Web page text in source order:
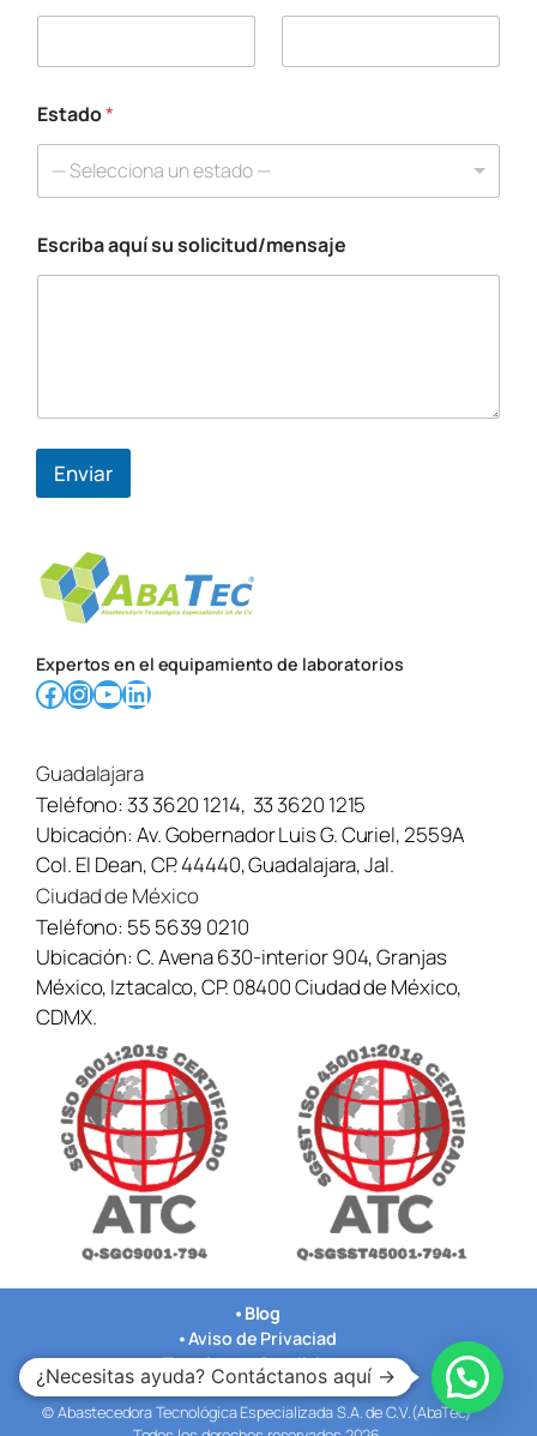
Estado*
— Selecciona un estado —
Escriba aquí su solicitud/mensaje
Enviar
Expertos en el equipamiento de laboratorios
Facebook InstagramYouTube LinkedIn
Guadalajara
Teléfono:33 3620 1214, 33 3620 1215
Ubicación:Av. Gobernador Luis G. Curiel, 2559A
Col. El Dean, CP. 44440, Guadalajara, Jal.
Ciudad de México
Teléfono: 55 5639 0210
Ubicación:C. Avena 630-interior 904, Granjas
México, Iztacalco, CP. 08400 Ciudad de México,
CDMX.
• Blog
•Aviso de Privaciad
•Terminos y Condiciones
•Nuestras Oficinas
© Abastecedora Tecnológica Especializada S.A. de C.V.(AbaTec)
¿Necesitas ayuda? Contáctanos aquí →